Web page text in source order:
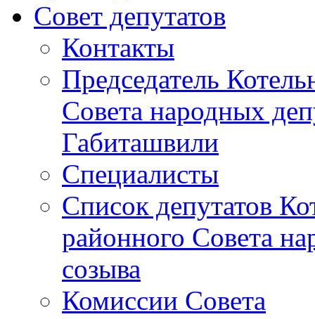
Совет депутатов
Контакты
Председатель
Совета народных
Габиташвили
Специалисты
Список депутатов
районного Совета
созыва
Комиссии Совета